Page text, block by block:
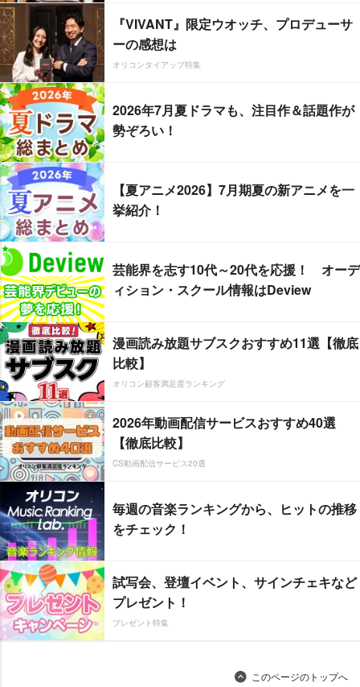
『VIVANT』限定ウオッチ、プロデューサ
ーの感想は
オリコンタイアップ特集
2026年7月夏ドラマも、注目作＆話題作が
勢ぞろい！
【夏アニメ2026】7月期夏の新アニメを一
挙紹介！
芸能界を志す10代～20代を応援！ オーデ
ィション・スクール情報はDeview
漫画読み放題サブスクおすすめ11選【徹底
比較】
オリコン顧客満足度ランキング
2026年動画配信サービスおすすめ40選
【徹底比較】
CS動画配信サービス20選
毎週の音楽ランキングから、ヒットの推移
をチェック！
試写会、登壇イベント、サインチェキなど
プレゼント！
プレゼント特集
このページのトップへ